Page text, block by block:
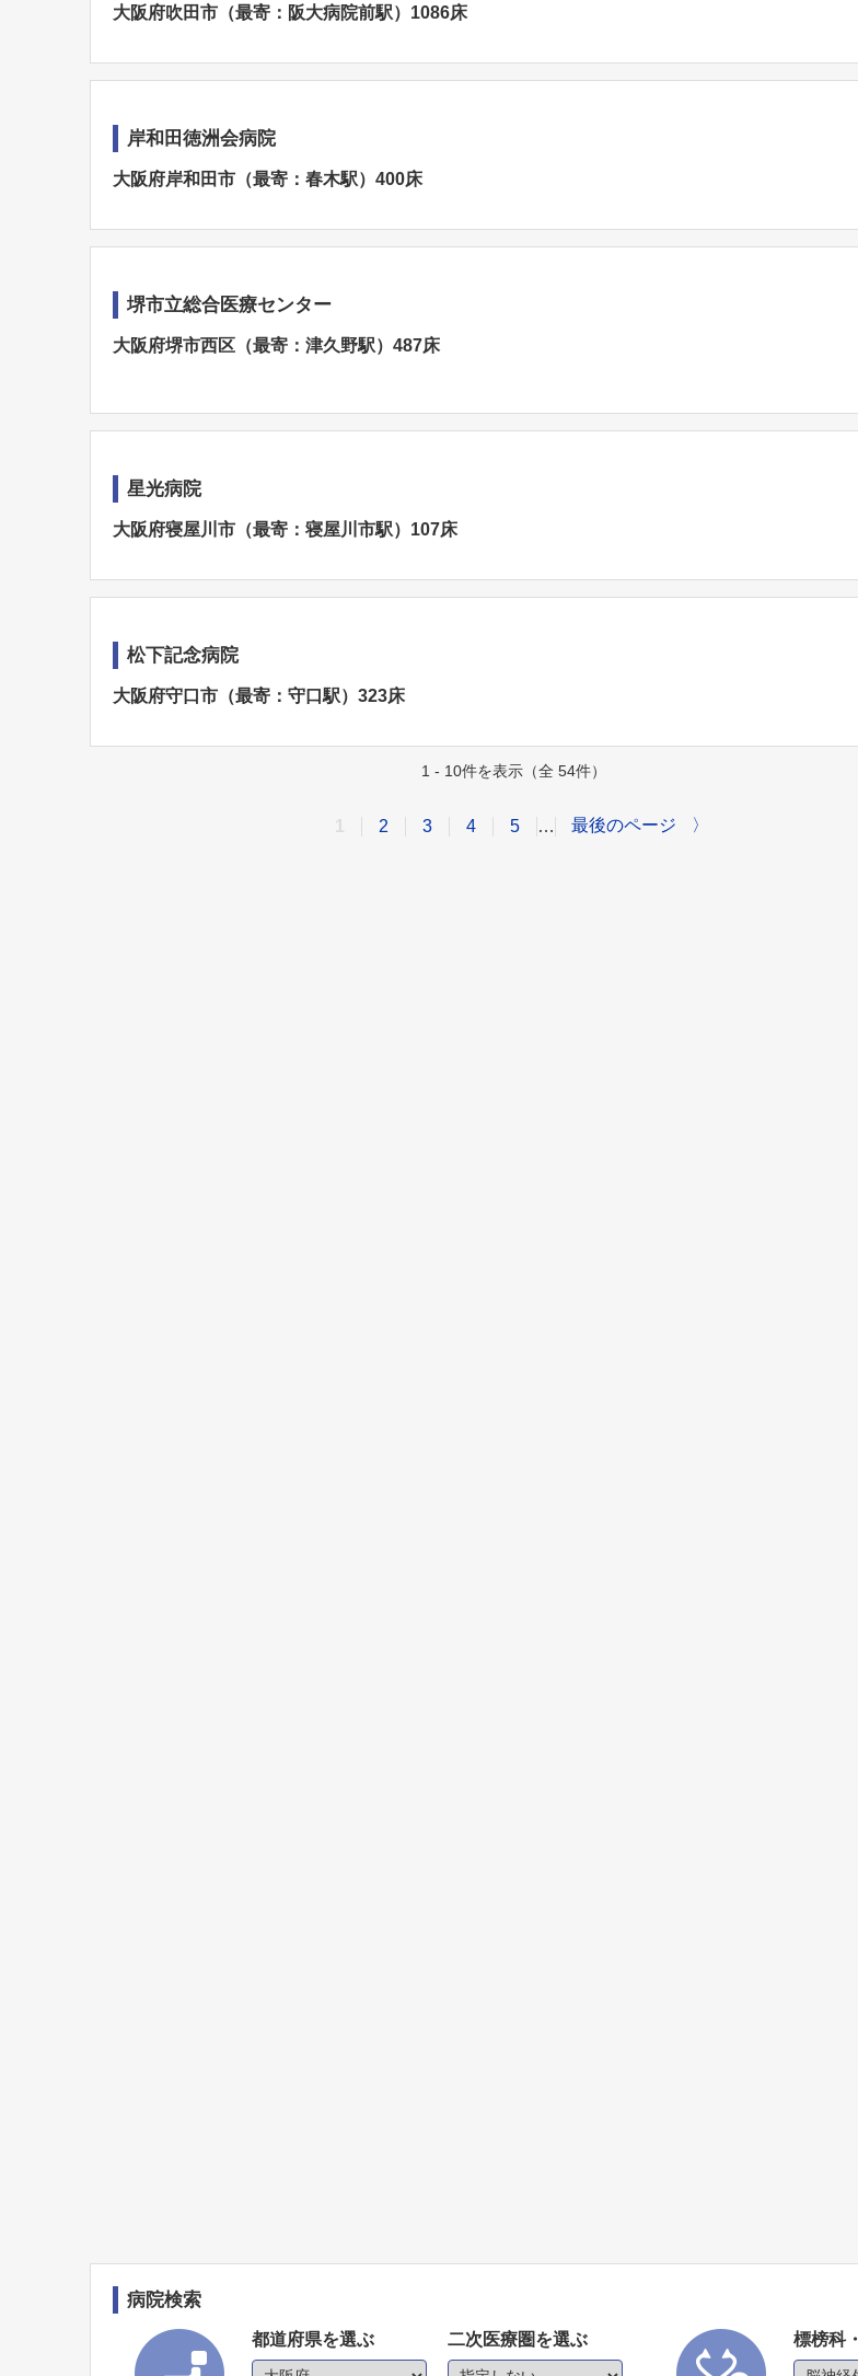
大阪府吹田市（最寄：阪大病院前駅）1086床
岸和田徳洲会病院
大阪府岸和田市（最寄：春木駅）400床
堺市立総合医療センター
大阪府堺市西区（最寄：津久野駅）487床
星光病院
大阪府寝屋川市（最寄：寝屋川市駅）107床
松下記念病院
大阪府守口市（最寄：守口駅）323床
1 - 10件を表示（全 54件）
2 3 4 5 … 最後のページ 〉
病院検索
都道府県を選ぶ 二次医療圏を選ぶ 標榜科